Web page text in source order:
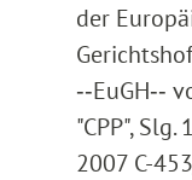
der
‑‑EuGH‑‑
"CPP",
2007 C-